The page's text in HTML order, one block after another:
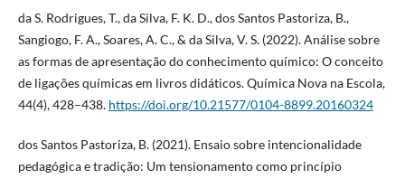
da S. Rodrigues, T., da Silva, F. K. D., dos Santos Pastoriza, B.,
Sangiogo, F. A., Soares, A. C., & da Silva, V. S. (2022). Análise sobre
as formas de apresentação do conhecimento químico: O conceito
de ligações químicas em livros didáticos. Química Nova na Escola,
44(4), 428–438. https://doi.org/10.21577/0104-8899.20160324
dos Santos Pastoriza, B. (2021). Ensaio sobre intencionalidade
pedagógica e tradição: Um tensionamento como princípio